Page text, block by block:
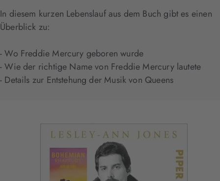
In diesem kurzen Lebenslauf aus dem Buch gibt es einen
Überblick zu:
- Wo Freddie Mercury geboren wurde
- Wie der richtige Name von Freddie Mercury lautete
- Details zur Entstehung der Musik von Queens